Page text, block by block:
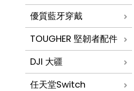
優質藍牙穿戴
TOUGHER 堅韌者配件
DJI 大疆
任天堂Switch